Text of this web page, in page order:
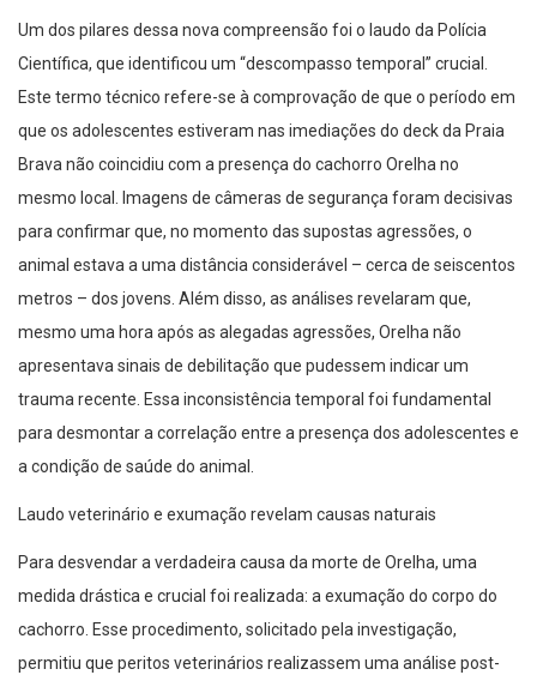
Um dos pilares dessa nova compreensão foi o laudo da Polícia
Científica, que identificou um “descompasso temporal” crucial.
Este termo técnico refere-se à comprovação de que o período em
que os adolescentes estiveram nas imediações do deck da Praia
Brava não coincidiu com a presença do cachorro Orelha no
mesmo local. Imagens de câmeras de segurança foram decisivas
para confirmar que, no momento das supostas agressões, o
animal estava a uma distância considerável – cerca de seiscentos
metros – dos jovens. Além disso, as análises revelaram que,
mesmo uma hora após as alegadas agressões, Orelha não
apresentava sinais de debilitação que pudessem indicar um
trauma recente. Essa inconsistência temporal foi fundamental
para desmontar a correlação entre a presença dos adolescentes e
a condição de saúde do animal.
Laudo veterinário e exumação revelam causas naturais
Para desvendar a verdadeira causa da morte de Orelha, uma
medida drástica e crucial foi realizada: a exumação do corpo do
cachorro. Esse procedimento, solicitado pela investigação,
permitiu que peritos veterinários realizassem uma análise post-